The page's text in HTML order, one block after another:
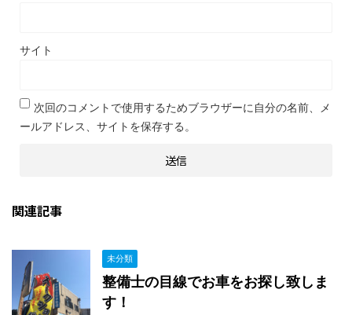
サイト
次回のコメントで使用するためブラウザーに自分の名前、メ
ールアドレス、サイトを保存する。
関連記事
未分類
整備士の目線でお車をお探し致しま
す！